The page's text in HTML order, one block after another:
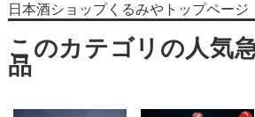
日本酒ショップくるみやトップページ